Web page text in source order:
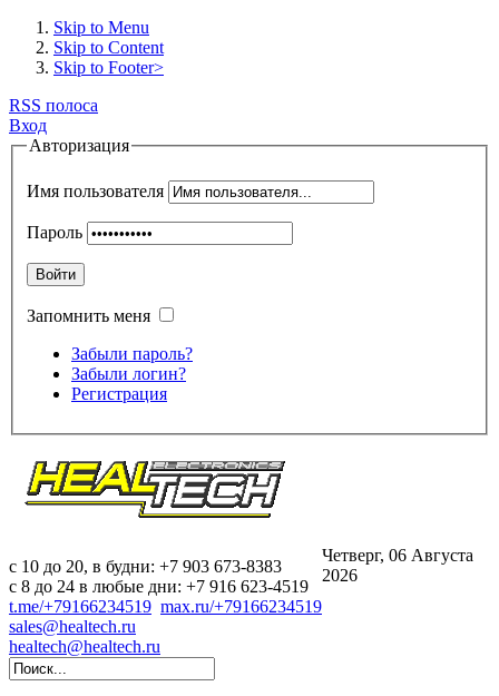
Skip to Menu
Skip to Content
Skip to Footer>
RSS полоса
Вход
Авторизация
Имя пользователя
Пароль
Войти
Запомнить меня
Забыли пароль?
Забыли логин?
Регистрация
c 10 до 20, в будни: +7 903 673-8383
с 8 до 24 в любые дни: +7 916 623-4519
t.me/+79166234519 max.ru/+79166234519
sales@healtech.ru
healtech@healtech.ru
Четверг, 06 Августа
2026